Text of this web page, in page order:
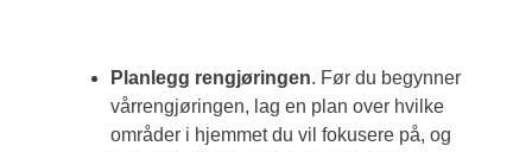
Planlegg rengjøringen. Før du begynner
vårrengjøringen, lag en plan over hvilke
områder i hjemmet du vil fokusere på, og